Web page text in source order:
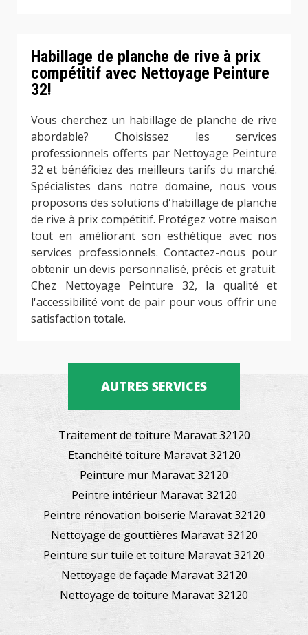
Habillage de planche de rive à prix
compétitif avec Nettoyage Peinture
32!
Vous cherchez un habillage de planche de rive
abordable? Choisissez les services
professionnels offerts par Nettoyage Peinture
32 et bénéficiez des meilleurs tarifs du marché.
Spécialistes dans notre domaine, nous vous
proposons des solutions d'habillage de planche
de rive à prix compétitif. Protégez votre maison
tout en améliorant son esthétique avec nos
services professionnels. Contactez-nous pour
obtenir un devis personnalisé, précis et gratuit.
Chez Nettoyage Peinture 32, la qualité et
l'accessibilité vont de pair pour vous offrir une
satisfaction totale.
AUTRES SERVICES
Traitement de toiture Maravat 32120
Etanchéité toiture Maravat 32120
Peinture mur Maravat 32120
Peintre intérieur Maravat 32120
Peintre rénovation boiserie Maravat 32120
Nettoyage de gouttières Maravat 32120
Peinture sur tuile et toiture Maravat 32120
Nettoyage de façade Maravat 32120
Nettoyage de toiture Maravat 32120